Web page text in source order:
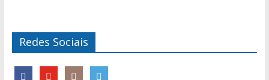
Redes Sociais